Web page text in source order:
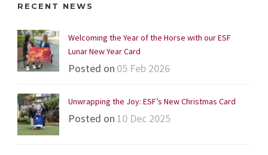
RECENT NEWS
Welcoming the Year of the Horse with our ESF
Lunar New Year Card
Posted on 05 Feb 2026
Unwrapping the Joy: ESF’s New Christmas Card
Posted on 10 Dec 2025